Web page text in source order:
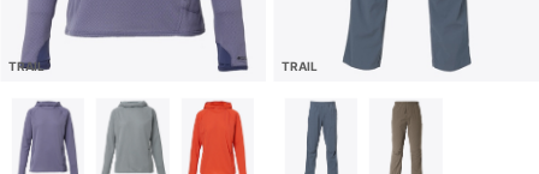
TRAIL TRAIL